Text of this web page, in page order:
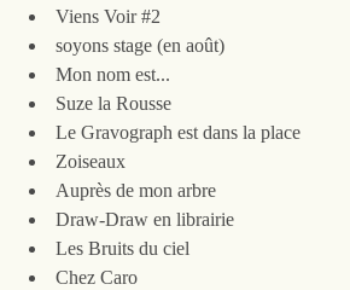
Viens Voir #2
soyons stage (en août)
Mon nom est...
Suze la Rousse
Le Gravograph est dans la place
Zoiseaux
Auprès de mon arbre
Draw-Draw en librairie
Les Bruits du ciel
Chez Caro